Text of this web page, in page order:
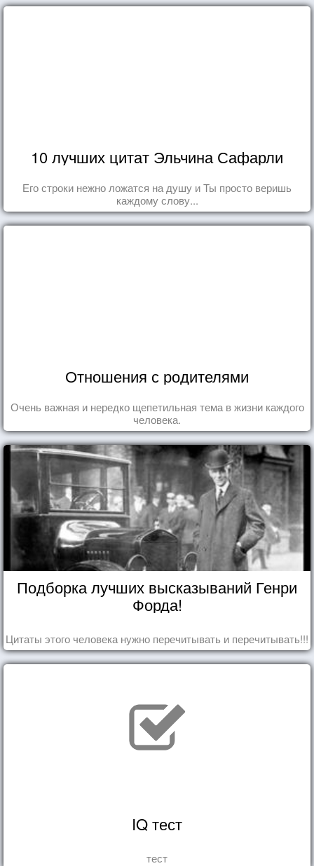
10 лучших цитат Эльчина Сафарли
Его строки нежно ложатся на душу и Ты просто веришь
каждому слову...
Отношения с родителями
Очень важная и нередко щепетильная тема в жизни каждого
человека.
Подборка лучших высказываний Генри
Форда!
Цитаты этого человека нужно перечитывать и перечитывать!!!
IQ тест
тест